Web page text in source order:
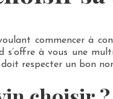
commencer à
s’offre à vous une
respecter un bon